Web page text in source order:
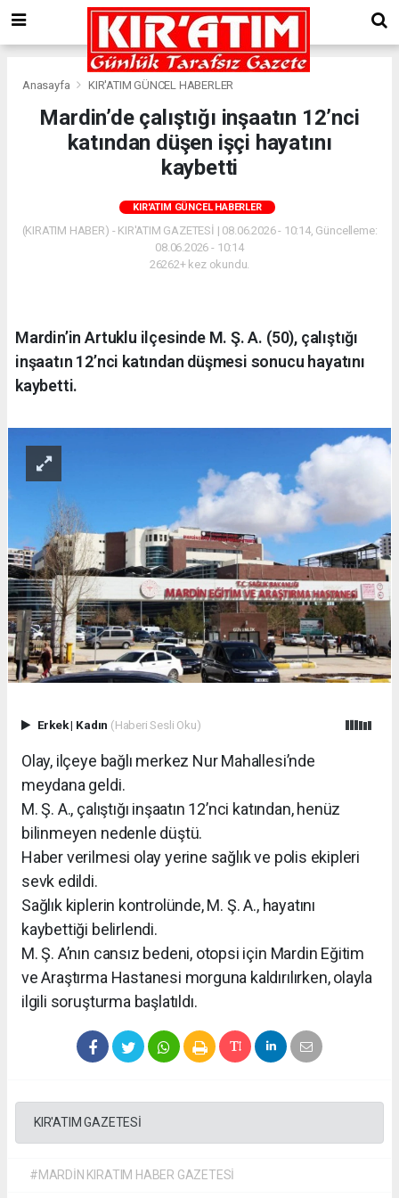
Anasayfa KIR'ATIM GÜNCEL HABERLER
Mardin’de çalıştığı inşaatın 12’nci
katından düşen işçi hayatını
kaybetti
KIR'ATIM GÜNCEL HABERLER
(KIRATIM HABER) - KIR'ATIM GAZETESİ | 08.06.2026 - 10:14, Güncelleme:
08.06.2026 - 10:14
26262+ kez okundu.
Mardin’in Artuklu ilçesinde M. Ş. A. (50), çalıştığı
inşaatın 12’nci katından düşmesi sonucu hayatını
kaybetti.
Erkek| Kadın (Haberi Sesli Oku)
Olay, ilçeye bağlı merkez Nur Mahallesi’nde
meydana geldi.
M. Ş. A., çalıştığı inşaatın 12’nci katından, henüz
bilinmeyen nedenle düştü.
Haber verilmesi olay yerine sağlık ve polis ekipleri
sevk edildi.
Sağlık kiplerin kontrolünde, M. Ş. A., hayatını
kaybettiği belirlendi.
M. Ş. A’nın cansız bedeni, otopsi için Mardin Eğitim
ve Araştırma Hastanesi morguna kaldırılırken, olayla
ilgili soruşturma başlatıldı.
KIR'ATIM GAZETESİ
#MARDİN KIRATIM HABER GAZETESİ